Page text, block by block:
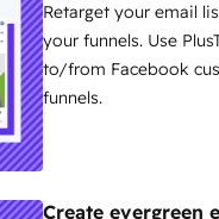
Retarget your email
your funnels. Use
to/from Facebook
funnels.
Create evergreen